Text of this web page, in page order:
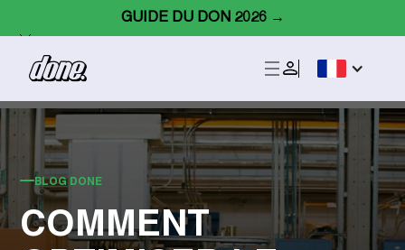
GUIDE DU DON 2026 →
BLOG DONE
COMMENT